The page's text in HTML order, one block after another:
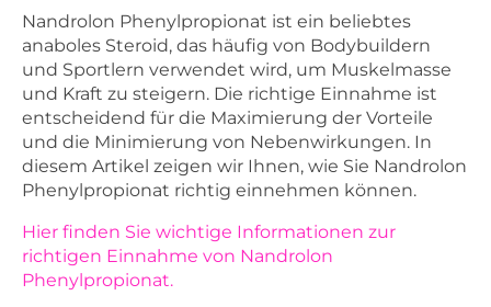
Nandrolon Phenylpropionat ist ein beliebtes
anaboles Steroid, das häufig von Bodybuildern
und Sportlern verwendet wird, um Muskelmasse
und Kraft zu steigern. Die richtige Einnahme ist
entscheidend für die Maximierung der Vorteile
und die Minimierung von Nebenwirkungen. In
diesem Artikel zeigen wir Ihnen, wie Sie Nandrolon
Phenylpropionat richtig einnehmen können.
Hier finden Sie wichtige Informationen zur
richtigen Einnahme von Nandrolon
Phenylpropionat.